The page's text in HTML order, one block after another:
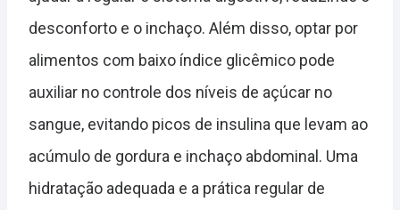
desconforto e o inchaço. Além disso, optar por
alimentos com baixo índice glicêmico pode
auxiliar no controle dos níveis de açúcar no
sangue, evitando picos de insulina que levam ao
acúmulo de gordura e inchaço abdominal. Uma
hidratação adequada e a prática regular de